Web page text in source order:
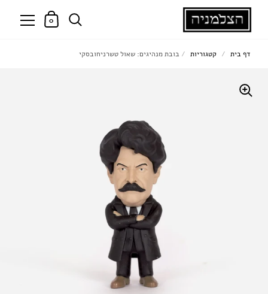
0
דף בית / קטגוריות / בובת מנהיגים: שאול טשרניחובסקי